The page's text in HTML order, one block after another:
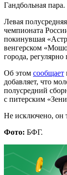
Гандбольная пара.
Левая
чемпионата
покинувшая
венгерском
города,
Об этом сообщает
добавляет, что
полусредний
с питерским
Не исключено, он
Фото: БФГ.